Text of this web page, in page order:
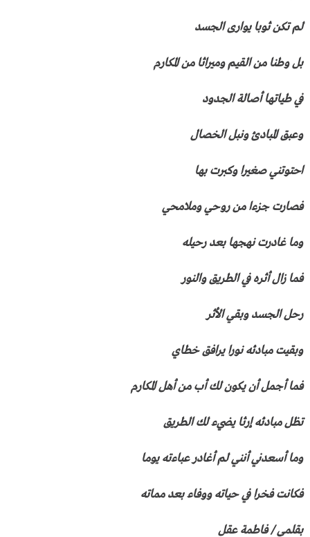
لم تكن ثوبا يوارى الجسد
بل وطنا من القيم وميراثا من المكارم
في طياتها أصالة الجدود
وعبق المبادئ ونبل الخصال
احتوتني صغيرا وكبرت بها
فصارت جزءا من روحي وملامحي
وما غادرت نهجها بعد رحيله
فما زال أثره في الطريق والنور
رحل الجسد وبقي الأثر
وبقيت مبادئه نورا يرافق خطاي
فما أجمل أن يكون لك أب من أهل المكارم
تظل مبادئه إرثا يضيء لك الطريق
وما أسعدني أنني لم أغادر عباءته يوما
فكانت فخرا في حياته ووفاء بعد مماته
بقلمي / فاطمة عقل